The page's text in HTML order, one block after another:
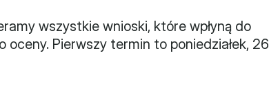
wszystkie wnioski, które wpłyną do
oceny. Pierwszy termin to poniedziałek, 26